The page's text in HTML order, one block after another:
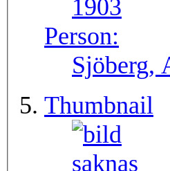
1903
Person:
Sjöberg,
Thumbnail